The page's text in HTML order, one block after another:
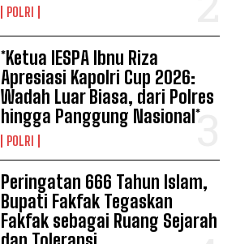
POLRI
*Ketua IESPA Ibnu Riza
Apresiasi Kapolri Cup 2026:
Wadah Luar Biasa, dari Polres
hingga Panggung Nasional*
POLRI
Peringatan 666 Tahun Islam,
Bupati Fakfak Tegaskan
Fakfak sebagai Ruang Sejarah